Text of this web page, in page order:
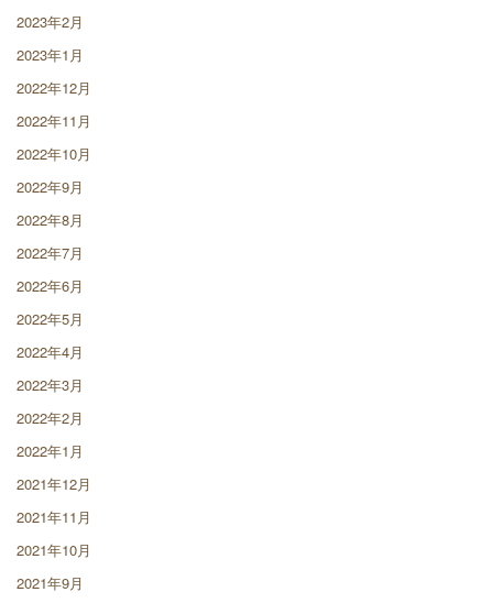
2023年2月
2023年1月
2022年12月
2022年11月
2022年10月
2022年9月
2022年8月
2022年7月
2022年6月
2022年5月
2022年4月
2022年3月
2022年2月
2022年1月
2021年12月
2021年11月
2021年10月
2021年9月